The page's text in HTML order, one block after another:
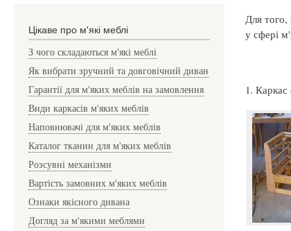
Для
у сфері
1.
Цікаве про м'які меблі
З чого складаються м'які меблі
Як вибрати зручний та довговічний диван
Гарантії для м'яких меблів на замовлення
Види каркасів м'яких меблів
Наповнювачі для м'яких меблів
Каталог тканин для м'яких меблів
Розсувні механізми
Вартість замовних м'яких меблів
Ознаки якісного дивана
Догляд за м'якими меблями